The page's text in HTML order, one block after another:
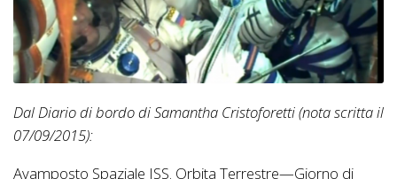
Dal Diario di bordo di Samantha Cristoforetti (nota scritta il
07/09/2015):
Avamposto Spaziale ISS. Orbita Terrestre—Giorno di